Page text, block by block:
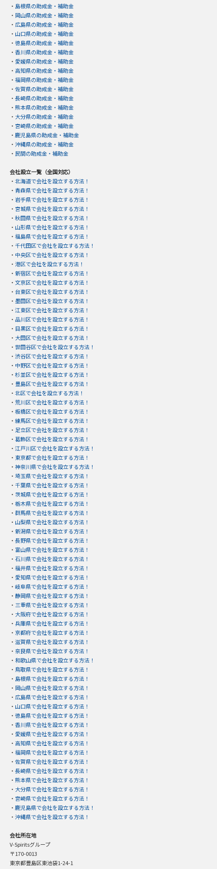
・ 島根県の助成金・補助金
・ 岡山県の助成金・補助金
・ 広島県の助成金・補助金
・ 山口県の助成金・補助金
・ 徳島県の助成金・補助金
・ 香川県の助成金・補助金
・ 愛媛県の助成金・補助金
・ 高知県の助成金・補助金
・ 福岡県の助成金・補助金
・ 佐賀県の助成金・補助金
・ 長崎県の助成金・補助金
・ 熊本県の助成金・補助金
・ 大分県の助成金・補助金
・ 宮崎県の助成金・補助金
・ 鹿児島県の助成金・補助金
・ 沖縄県の助成金・補助金
・ 民間の助成金・補助金
会社設立一覧（全国対応）
・ 北海道で会社を設立する方法！
・ 青森県で会社を設立する方法！
・ 岩手県で会社を設立する方法！
・ 宮城県で会社を設立する方法！
・ 秋田県で会社を設立する方法！
・ 山形県で会社を設立する方法！
・ 福島県で会社を設立する方法！
・ 千代田区で会社を設立する方法！
・ 中央区で会社を設立する方法！
・ 港区で会社を設立する方法！
・ 新宿区で会社を設立する方法！
・ 文京区で会社を設立する方法！
・ 台東区で会社を設立する方法！
・ 墨田区で会社を設立する方法！
・ 江東区で会社を設立する方法！
・ 品川区で会社を設立する方法！
・ 目黒区で会社を設立する方法！
・ 大田区で会社を設立する方法！
・ 世田谷区で会社を設立する方法！
・ 渋谷区で会社を設立する方法！
・ 中野区で会社を設立する方法！
・ 杉並区で会社を設立する方法！
・ 豊島区で会社を設立する方法！
・ 北区で会社を設立する方法！
・ 荒川区で会社を設立する方法！
・ 板橋区で会社を設立する方法！
・ 練馬区で会社を設立する方法！
・ 足立区で会社を設立する方法！
・ 葛飾区で会社を設立する方法！
・ 江戸川区で会社を設立する方法！
・ 東京都で会社を設立する方法！
・ 神奈川県で会社を設立する方法！
・ 埼玉県で会社を設立する方法！
・ 千葉県で会社を設立する方法！
・ 茨城県で会社を設立する方法！
・ 栃木県で会社を設立する方法！
・ 群馬県で会社を設立する方法！
・ 山梨県で会社を設立する方法！
・ 新潟県で会社を設立する方法！
・ 長野県で会社を設立する方法！
・ 富山県で会社を設立する方法！
・ 石川県で会社を設立する方法！
・ 福井県で会社を設立する方法！
・ 愛知県で会社を設立する方法！
・ 岐阜県で会社を設立する方法！
・ 静岡県で会社を設立する方法！
・ 三重県で会社を設立する方法！
・ 大阪府で会社を設立する方法！
・ 兵庫県で会社を設立する方法！
・ 京都府で会社を設立する方法！
・ 滋賀県で会社を設立する方法！
・ 奈良県で会社を設立する方法！
・ 和歌山県で会社を設立する方法！
・ 鳥取県で会社を設立する方法！
・ 島根県で会社を設立する方法！
・ 岡山県で会社を設立する方法！
・ 広島県で会社を設立する方法！
・ 山口県で会社を設立する方法！
・ 徳島県で会社を設立する方法！
・ 香川県で会社を設立する方法！
・ 愛媛県で会社を設立する方法！
・ 高知県で会社を設立する方法！
・ 福岡県で会社を設立する方法！
・ 佐賀県で会社を設立する方法！
・ 長崎県で会社を設立する方法！
・ 熊本県で会社を設立する方法！
・ 大分県で会社を設立する方法！
・ 宮崎県で会社を設立する方法！
・ 鹿児島県で会社を設立する方法！
・ 沖縄県で会社を設立する方法！
会社所在地
V-Spiritsグループ
〒170-0013
東京都豊島区東池袋1-24-1